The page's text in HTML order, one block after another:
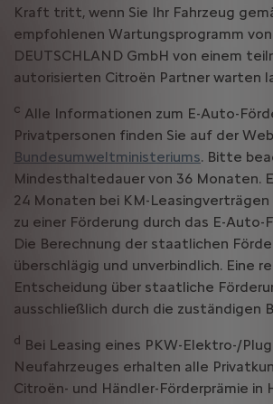
Kraft tritt, wenn Sie Ihr Fahrzeug
empfohlenen Wartungsprogramm von
DEUTSCHLAND GmbH von einem
autorisierten Citroën Partner warten
c Alle Informationen zum E-Auto-
Privatpersonen finden Sie auf der
Bundesumweltministeriums. Bitte
Mindesthaltedauer von 36 Monaten.
24 Monaten bei KM-
zu einer Förderung durch das E-Auto-
Die Berechnung der staatlichen
überschlägig und unverbindlich. Eine
Entscheidung über staatliche
ausschließlich durch die zuständigen
d Bei Leasing eines PKW-Elektro-/
Neufahrzeuges erhalten alle
Citroën- und Händler-Förderprämie in